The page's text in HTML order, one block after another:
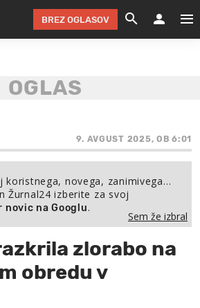
FESTIVAL ZA
SEM
NA
POD
NA
BREZ OGLASOV
9. AVGUST 2025, OB 6:01
koristnega, novega, zanimivega…
Žurnal24 izberite za svoj
na Googlu.
Sem že izbral
zlorabo na
obredu v